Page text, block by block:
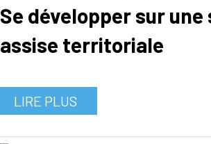
Se développer sur une
assise territoriale
LIRE PLUS